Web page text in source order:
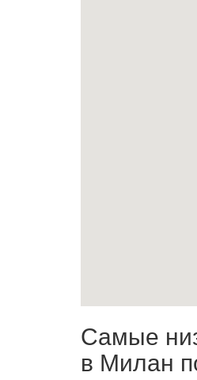
Самые
в Милан